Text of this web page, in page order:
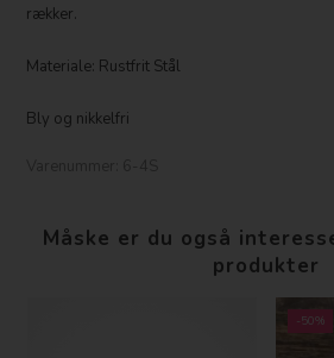
rækker.
Materiale: Rustfrit Stål
Bly og nikkelfri
Måske er du også
produkter
-50%